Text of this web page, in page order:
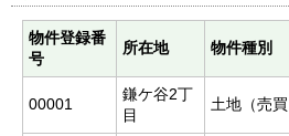
物件登録番
号
所在地 物件種別
00001
鎌ケ谷2丁
目
土地（売買